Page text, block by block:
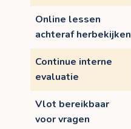
Online lessen
achteraf herbekijken
Continue interne
evaluatie
Vlot bereikbaar
voor vragen